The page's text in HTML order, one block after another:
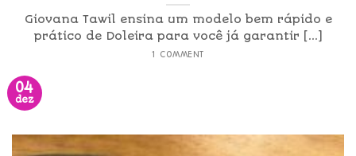
Giovana Tawil ensina um modelo bem rápido e
prático de Doleira para você já garantir [...]
1 COMMENT
04
dez